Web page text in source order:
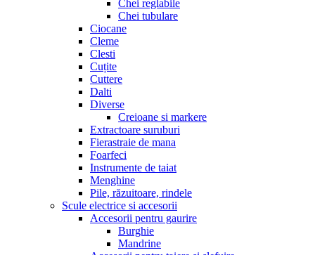
Chei reglabile
Chei tubulare
Ciocane
Cleme
Clesti
Cuțite
Cuttere
Dalti
Diverse
Creioane si markere
Extractoare suruburi
Fierastraie de mana
Foarfeci
Instrumente de taiat
Menghine
Pile, răzuitoare, rindele
Scule electrice si accesorii
Accesorii pentru gaurire
Burghie
Mandrine